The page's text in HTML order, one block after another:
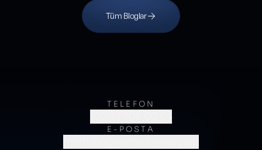
Nerede Başlar?
Tüm Bloglar
TELEFON
(0216) 706 60 64
E-POSTA